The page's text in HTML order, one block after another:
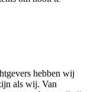
hebben wij
als wij. Van